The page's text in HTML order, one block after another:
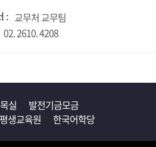
교무처 교무팀
02. 2610. 4208
실
발전기금모금
평생교육원 한국어학당